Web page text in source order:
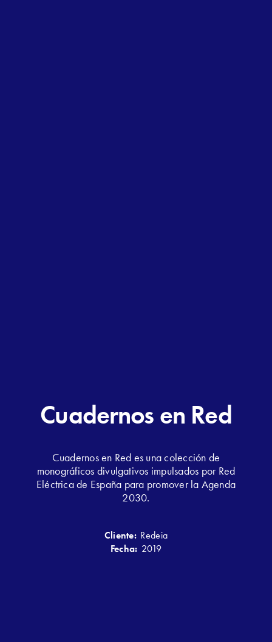
Cuadernos en Red
Cuadernos en Red es una colección de
monográficos divulgativos impulsados por Red
Eléctrica de España para promover la Agenda
2030.
Cliente: Redeia
Fecha: 2019